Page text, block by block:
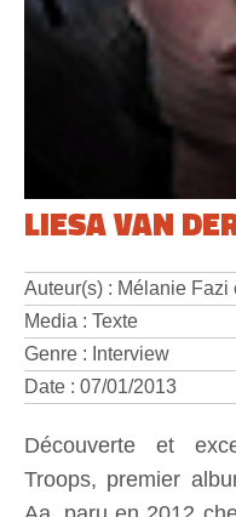
LIESA VAN
Auteur(s) : Mélanie
Media : Texte
Genre : Interview
Date : 07/01/2013
Découverte et
Troops, premier